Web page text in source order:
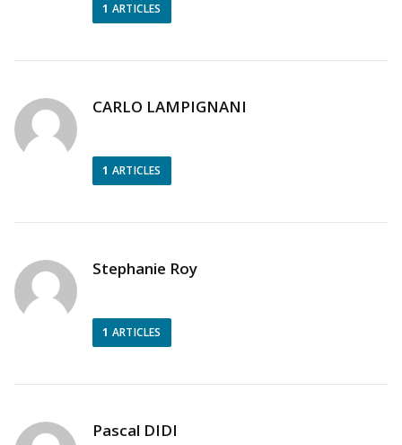
1 ARTICLES
CARLO LAMPIGNANI
1 ARTICLES
Stephanie Roy
1 ARTICLES
Pascal DIDI